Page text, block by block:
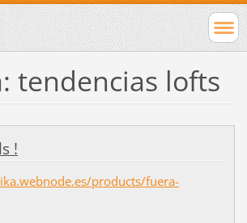
tendencias lofts
!
products/fuera-